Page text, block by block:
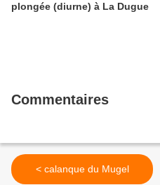
plongée (diurne) à La Dugue
Commentaires
< calanque du Mugel